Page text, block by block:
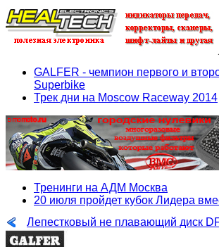
GALFER - чемпион первого и
Superbike
Трек дни на Moscow Raceway 2014
Тренинги на АДМ Москва
20 июля пройдет кубок Лидера
Лепестковый не плавающий диск